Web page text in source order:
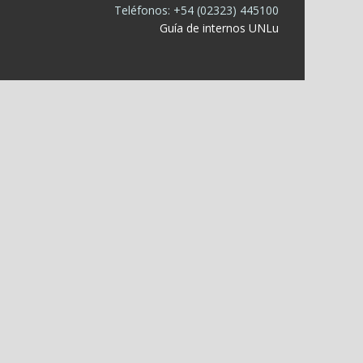
Teléfonos: +54 (02323) 445100
Guía de internos UNLu